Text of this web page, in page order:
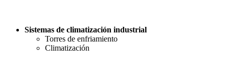
Sistemas de climatización industrial
Torres de enfriamiento
Climatización